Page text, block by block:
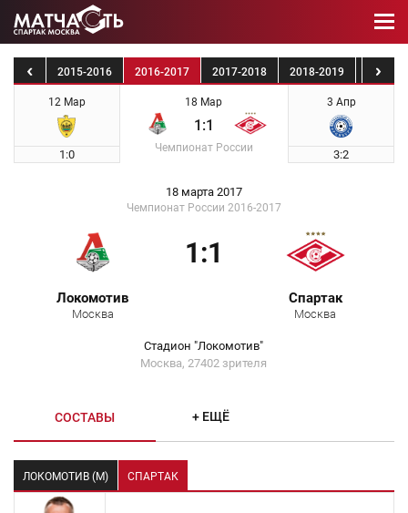
2015 2015-2016 2016-2017 2017-2018 2018-2019 2019-
12 Мар
1:0
18 Мар
1:1
Чемпионат России
3 Апр
3:2
18 марта 2017
Чемпионат России 2016-2017
Локомотив
Москва
1:1
Спартак
Москва
Стадион "Локомотив"
Москва, 27402 зрителя
СОСТАВЫ + ЕЩЁ
ЛОКОМОТИВ (М) СПАРТАК